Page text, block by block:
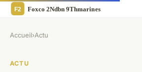
Accueil›Actu
ACTU